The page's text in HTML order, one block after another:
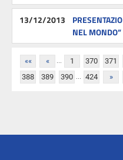
13/12/2013
NEL MONDO”
«« « 1
... 370
371
388
389 390 ... 424 »